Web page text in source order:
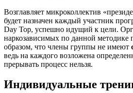
Возглавляет микроколлектив
будет назначен каждый участник
Day Top, успешно идущий к цели.
наркозависимых по данной методике
образом, что члены группы не имеют
ведь на каждого возложена
прерывать процесс нельзя.
Индивидуальные